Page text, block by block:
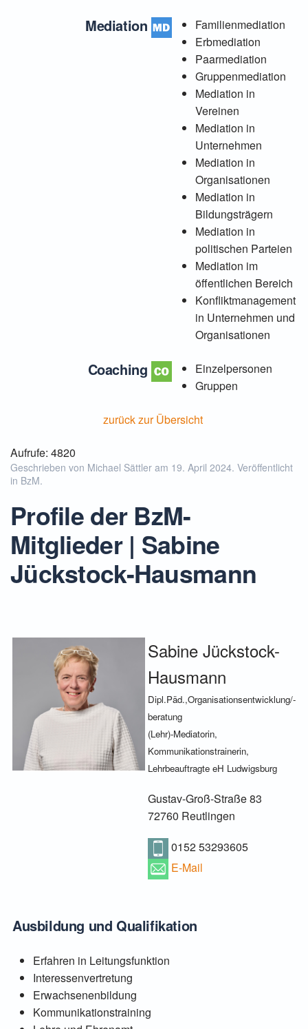
Mediation
Familienmediation
Erbmediation
Paarmediation
Gruppenmediation
Mediation in
Vereinen
Mediation in
Unternehmen
Mediation in
Organisationen
Mediation in
Bildungsträgern
Mediation in
politischen Parteien
Mediation im
öffentlichen Bereich
Konfliktmanagement
in Unternehmen und
Organisationen
Coaching
Einzelpersonen
Gruppen
zurück zur Übersicht
Aufrufe: 4820
Geschrieben von Michael Sättler am 19. April 2024. Veröffentlicht
in BzM.
Profile der BzM-
Mitglieder | Sabine
Jückstock-Hausmann
Sabine Jückstock-
Hausmann
Dipl.Päd.,Organisationsentwicklung/-
beratung
(Lehr)-Mediatorin,
Kommunikationstrainerin,
Lehrbeauftragte eH Ludwigsburg
Gustav-Groß-Straße 83
72760 Reutlingen
0152 53293605
E-Mail
Ausbildung und Qualifikation
Erfahren in Leitungsfunktion
Interessenvertretung
Erwachsenenbildung
Kommunikationstraining